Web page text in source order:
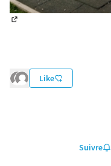
Like
Suivre